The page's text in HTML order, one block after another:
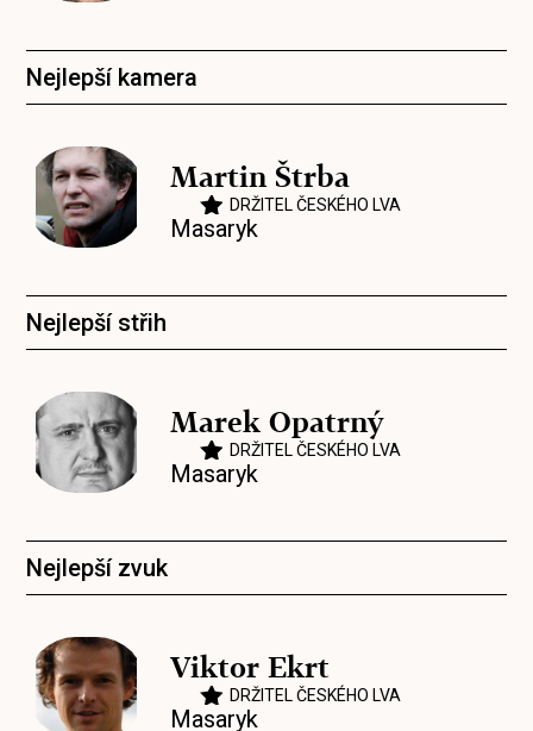
Nejlepší kamera
Martin Štrba
DRŽITEL ČESKÉHO LVA
Masaryk
Nejlepší střih
Marek Opatrný
DRŽITEL ČESKÉHO LVA
Masaryk
Nejlepší zvuk
Viktor Ekrt
DRŽITEL ČESKÉHO LVA
Masaryk